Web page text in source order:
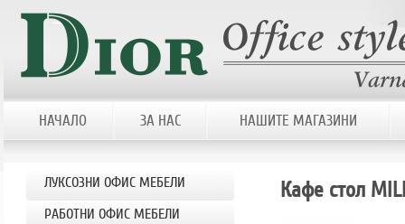
НАЧАЛО ЗА НАС НАШИТЕ МАГАЗИНИ
ЛУКСОЗНИ ОФИС МЕБЕЛИ
РАБОТНИ ОФИС МЕБЕЛИ
Кафе стол